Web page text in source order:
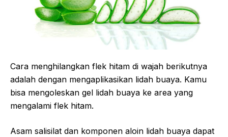
Cara menghilangkan flek hitam di wajah berikutnya
adalah dengan mengaplikasikan lidah buaya. Kamu
bisa mengoleskan gel lidah buaya ke area yang
mengalami flek hitam.
Asam salisilat dan komponen aloin lidah buaya dapat